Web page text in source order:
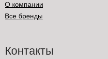
О компании
Все бренды
Контакты